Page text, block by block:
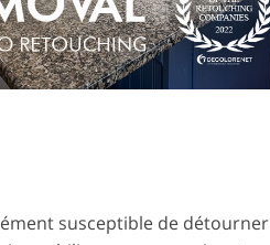
vidéo
susceptible de détourner